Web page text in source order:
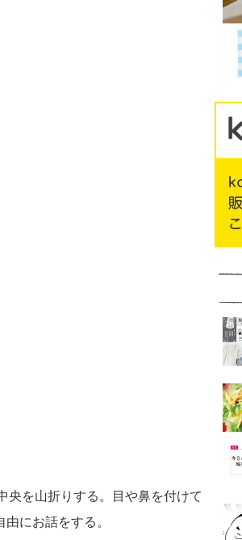
を山折りする。目や鼻を付けて
にお話をする。